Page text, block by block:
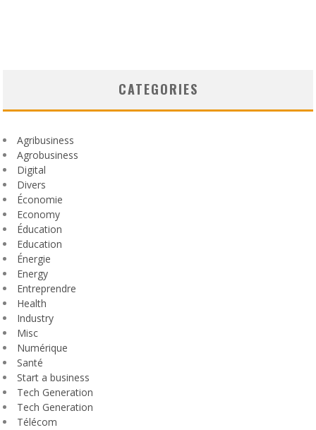
CATEGORIES
Agribusiness
Agrobusiness
Digital
Divers
Économie
Economy
Éducation
Education
Énergie
Energy
Entreprendre
Health
Industry
Misc
Numérique
Santé
Start a business
Tech Generation
Tech Generation
Télécom